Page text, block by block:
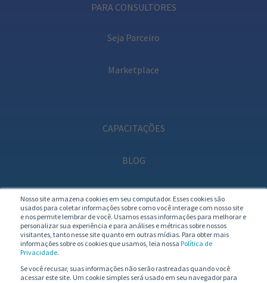
Nosso site armazena cookies em seu computador. Esses cookies são
usados para coletar informações sobre como você interage com nosso site
e nos permite lembrar de você. Usamos essas informações para melhorar e
personalizar sua experiência e para análises e métricas sobre nossos
visitantes, tanto nesse site quanto em outras mídias. Para obter mais
informações sobre os cookies que usamos, leia nossa Política de
Privacidade.
Se você recusar, suas informações não serão rastreadas quando você
acessar este site. Um cookie simples será usado em seu navegador para
PARA CONSULTORES
Seja Parceiro
Marketplace
CAPACITAÇÕES
BLOG
PODCAST